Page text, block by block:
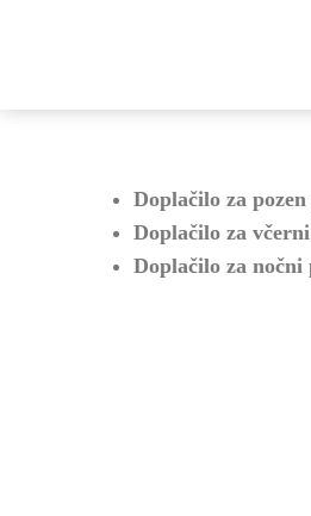
Doplačilo za
Doplačilo za
Doplačilo za